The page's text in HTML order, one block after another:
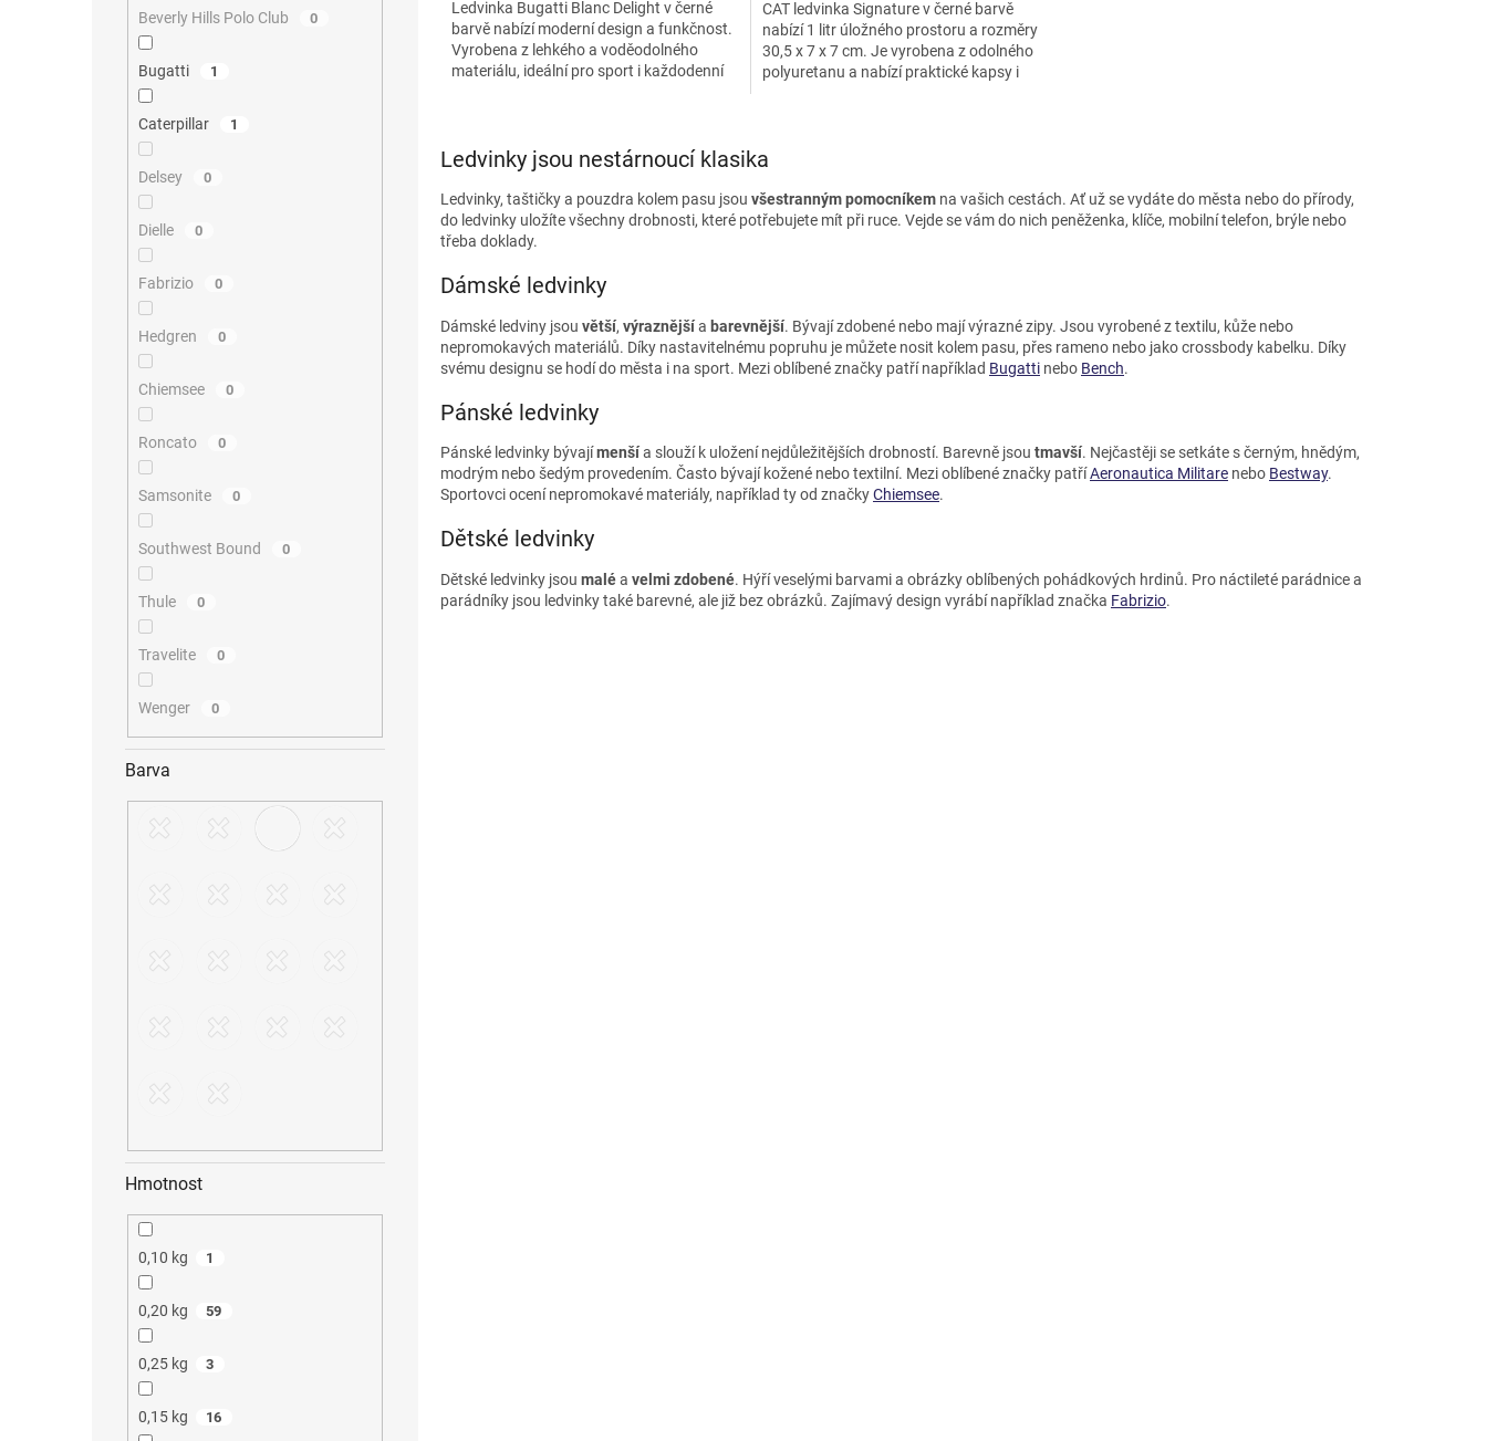
Beverly Hills Polo Club 0
Bugatti 1
Caterpillar 1
Delsey 0
Dielle 0
Fabrizio 0
Hedgren 0
Chiemsee 0
Roncato 0
Samsonite 0
Southwest Bound 0
Thule 0
Travelite 0
Wenger 0
Barva
Hmotnost
0,10 kg 1
0,20 kg 59
0,25 kg 3
0,15 kg 16
Ledvinka Bugatti Blanc Delight v černé
barvě nabízí moderní design a funkčnost.
Vyrobena z lehkého a voděodolného
materiálu, ideální pro sport i každodenní
CAT ledvinka Signature v černé barvě
nabízí 1 litr úložného prostoru a rozměry
30,5 x 7 x 7 cm. Je vyrobena z odolného
polyuretanu a nabízí praktické kapsy i
d
a
v
k
y
i
s
u
Ledvinky jsou nestárnoucí klasika
Ledvinky, taštičky a pouzdra kolem pasu jsou všestranným pomocníkem na vašich cestách. Ať už se vydáte do města nebo do přírody,
do ledvinky uložíte všechny drobnosti, které potřebujete mít při ruce. Vejde se vám do nich peněženka, klíče, mobilní telefon, brýle nebo
třeba doklady.
Dámské ledvinky
Dámské ledviny jsou větší, výraznějšía barevnější. Bývají zdobené nebo mají výrazné zipy. Jsou vyrobené z textilu, kůže nebo
nepromokavých materiálů. Díky nastavitelnému popruhu je můžete nosit kolem pasu, přes rameno nebo jako crossbody kabelku. Díky
svému designu se hodí do města i na sport. Mezi oblíbené značky patří například Bugatti nebo Bench.
Pánské ledvinky
Pánské ledvinky bývajímenšía slouží k uložení nejdůležitějších drobností. Barevně jsou tmavší. Nejčastěji se setkáte s černým, hnědým,
modrým nebo šedým provedením. Často bývají kožené nebo textilní. Mezi oblíbené značky patříAeronautica Militare nebo Bestway.
Sportovci ocení nepromokavé materiály, například ty od značkyChiemsee.
Dětské ledvinky
Dětské ledvinky jsou maléa velmi zdobené. Hýří veselými barvami a obrázky oblíbených pohádkových hrdinů. Pro náctileté parádnice a
parádníky jsou ledvinky také barevné, ale již bez obrázků. Zajímavý design vyrábí například značka Fabrizio.